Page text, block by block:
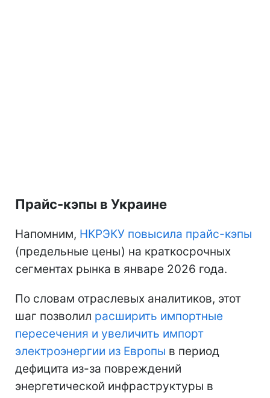
Прайс-кэпы в Украине
Напомним, НКРЭКУ повысила прайс-кэпы
(предельные цены) на краткосрочных
сегментах рынка в январе 2026 года.
По словам отраслевых аналитиков, этот
шаг позволил расширить импортные
пересечения и увеличить импорт
электроэнергии из Европы в период
дефицита из-за повреждений
энергетической инфраструктуры в